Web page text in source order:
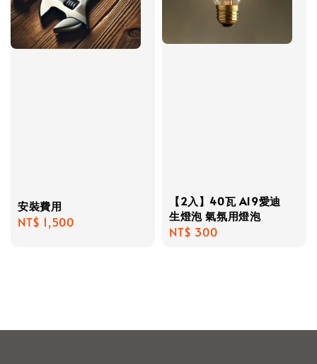
安裝費用
Regular
NT$ 1,500
【2入】40瓦 A19愛迪
生燈泡 氣氛用燈泡
Regular
NT$ 300